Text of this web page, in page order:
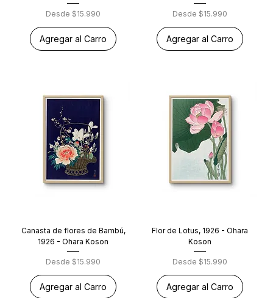
Desde $15.990
Precio de oferta
Agregar al Carro
Desde $15.990
Precio de oferta
Agregar al Carro
Canasta de flores de Bambú,
1926 - Ohara Koson
Desde $15.990
Precio de oferta
Agregar al Carro
Flor de Lotus, 1926 - Ohara
Koson
Desde $15.990
Precio de oferta
Agregar al Carro